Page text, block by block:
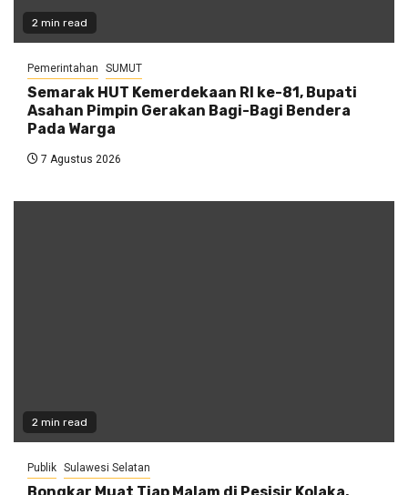
2 min read
Pemerintahan SUMUT
Semarak HUT Kemerdekaan RI ke-81, Bupati
Asahan Pimpin Gerakan Bagi-Bagi Bendera
Pada Warga
7 Agustus 2026
2 min read
Publik Sulawesi Selatan